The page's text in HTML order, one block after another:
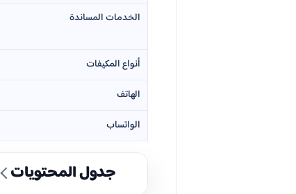
الخدمات المساندة
أنواع المكيفات
الهاتف
الواتساب
جدول المحتويات